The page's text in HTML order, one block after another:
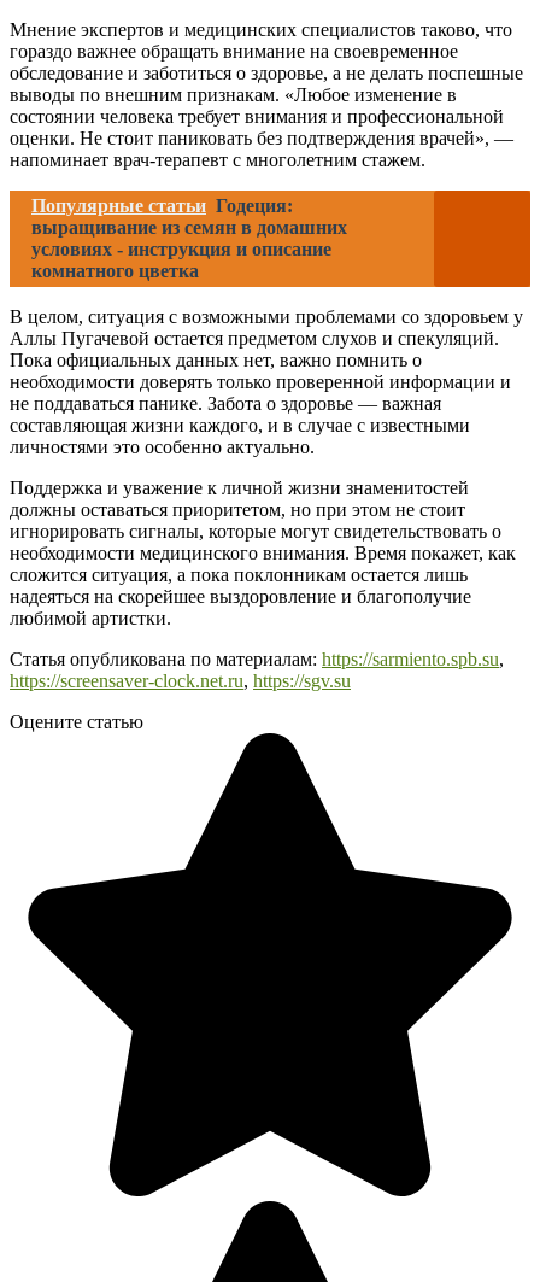
Мнение экспертов и медицинских специалистов таково, что
гораздо важнее обращать внимание на своевременное
обследование и заботиться о здоровье, а не делать поспешные
выводы по внешним признакам. «Любое изменение в
состоянии человека требует внимания и профессиональной
оценки. Не стоит паниковать без подтверждения врачей», —
напоминает врач-терапевт с многолетним стажем.
Популярные статьи Годеция:
выращивание из семян в домашних
условиях - инструкция и описание
комнатного цветка
В целом, ситуация с возможными проблемами со здоровьем у
Аллы Пугачевой остается предметом слухов и спекуляций.
Пока официальных данных нет, важно помнить о
необходимости доверять только проверенной информации и
не поддаваться панике. Забота о здоровье — важная
составляющая жизни каждого, и в случае с известными
личностями это особенно актуально.
Поддержка и уважение к личной жизни знаменитостей
должны оставаться приоритетом, но при этом не стоит
игнорировать сигналы, которые могут свидетельствовать о
необходимости медицинского внимания. Время покажет, как
сложится ситуация, а пока поклонникам остается лишь
надеяться на скорейшее выздоровление и благополучие
любимой артистки.
Статья опубликована по материалам: https://sarmiento.spb.su,
https://screensaver-clock.net.ru, https://sgv.su
Оцените статью